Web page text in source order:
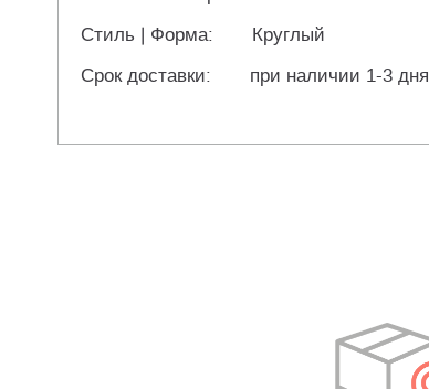
Стиль | Форма:
Круглый
Срок доставки:
при наличии 1-3 дня